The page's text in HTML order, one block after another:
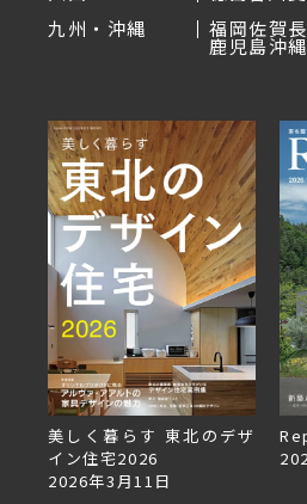
九州・沖縄
福岡佐賀
鹿児島沖縄
美しく暮らす 東北のデザ
イン住宅2026
2026年3月11日